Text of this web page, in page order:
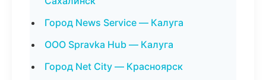
Город News Service — Калуга
ООО Spravka Hub — Калуга
Город Net City — Красноярск